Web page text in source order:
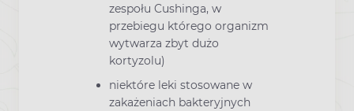
zespołu Cushinga, w
przebiegu którego organizm
wytwarza zbyt dużo
kortyzolu)
niektóre leki stosowane w
zakażeniach bakteryjnych